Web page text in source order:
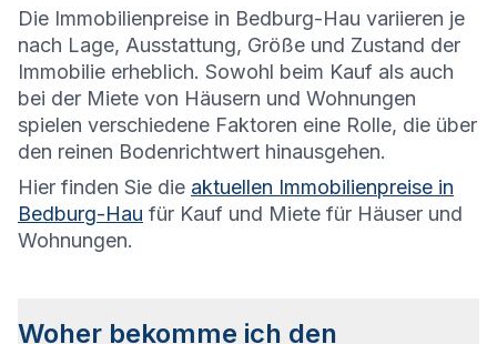
Die Immobilienpreise in Bedburg-Hau variieren je
nach Lage, Ausstattung, Größe und Zustand der
Immobilie erheblich. Sowohl beim Kauf als auch
bei der Miete von Häusern und Wohnungen
spielen verschiedene Faktoren eine Rolle, die über
den reinen Bodenrichtwert hinausgehen.
Hier finden Sie die aktuellen Immobilienpreise in
Bedburg-Hau für Kauf und Miete für Häuser und
Wohnungen.
Woher bekomme ich den